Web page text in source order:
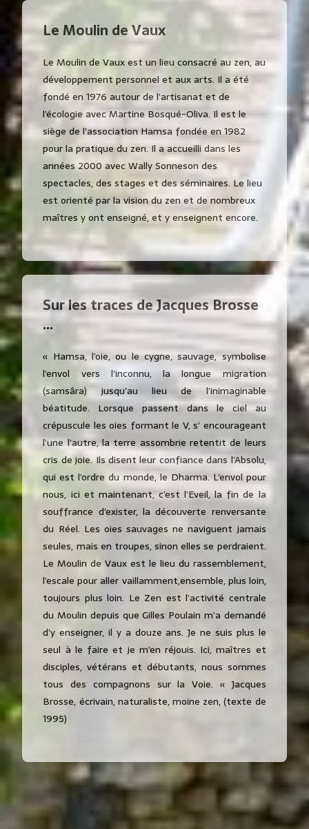
Le Moulin de Vaux
Le Moulin de Vaux est un lieu consacré au zen, au
développement personnel et aux arts. Il a été
fondé en 1976 autour de l’artisanat et de
l’écologie avec Martine Bosqué-Oliva. Il est le
siège de l’association Hamsa fondée en 1982
pour la pratique du zen. Il a accueilli dans les
années 2000 avec Wally Sonneson des
spectacles, des stages et des séminaires. Le lieu
est orienté par la vision du zen et de nombreux
maîtres y ont enseigné, et y enseignent encore.
Sur les traces de Jacques Brosse
…
« Hamsa, l’oie, ou le cygne, sauvage, symbolise
l’envol vers l’inconnu, la longue migration
(samsâra) jusqu’au lieu de l’inimaginable
béatitude. Lorsque passent dans le ciel au
crépuscule les oies formant le V, s’ encourageant
l’une l’autre, la terre assombrie retentit de leurs
cris de joie. Ils disent leur confiance dans l’Absolu,
qui est l’ordre du monde, le Dharma. L’envol pour
nous, ici et maintenant, c’est l’Eveil, la fin de la
souffrance d’exister, la découverte renversante
du Réel. Les oies sauvages ne naviguent jamais
seules, mais en troupes, sinon elles se perdraient.
Le Moulin de Vaux est le lieu du rassemblement,
l’escale pour aller vaillamment,ensemble, plus loin,
toujours plus loin. Le Zen est l’activité centrale
du Moulin depuis que Gilles Poulain m’a demandé
d’y enseigner, il y a douze ans. Je ne suis plus le
seul à le faire et je m’en réjouis. Ici, maîtres et
disciples, vétérans et débutants, nous sommes
tous des compagnons sur la Voie. « Jacques
Brosse, écrivain, naturaliste, moine zen, (texte de
1995)